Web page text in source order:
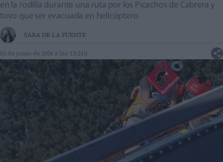
en la rodilla durante una ruta por los Picachos de Cabrera y
tuvo que ser evacuada en helicóptero
SARA DE LA FUENTE
02 de junio de 2026 a las 13:21h